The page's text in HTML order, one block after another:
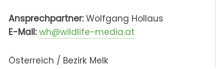
Ansprechpartner:Wolfgang Hollaus
E-Mail: wh@wildlife-media.at
Österreich / Bezirk Melk